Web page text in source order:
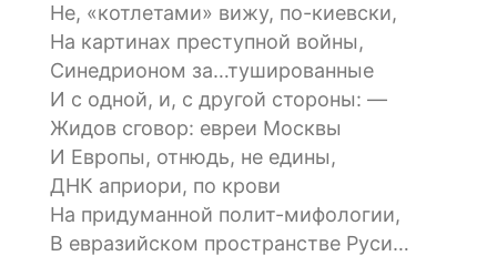
Не, «котлетами» вижу, по-киевски,
На картинах преступной войны,
Синедрионом за…тушированные
И с одной, и, с другой стороны: —
Жидов сговор: евреи Москвы
И Европы, отнюдь, не едины,
ДНК априори, по крови
На придуманной полит-мифологии,
В евразийском пространстве Руси…